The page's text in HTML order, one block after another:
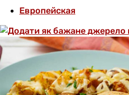
Европейская